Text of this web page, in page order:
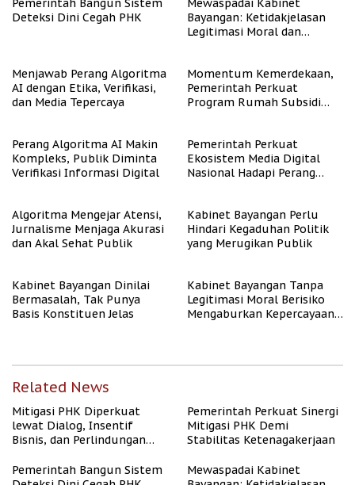
Pemerintah Bangun Sistem
Deteksi Dini Cegah PHK
Mewaspadai Kabinet
Bayangan: Ketidakjelasan
Legitimasi Moral dan
Menjawab Perang Algoritma
AI dengan Etika, Verifikasi,
dan Media Tepercaya
Momentum Kemerdekaan,
Pemerintah Perkuat
Program Rumah Subsidi
Perang Algoritma AI Makin
Kompleks, Publik Diminta
Verifikasi Informasi Digital
Pemerintah Perkuat
Ekosistem Media Digital
Nasional Hadapi Perang
Algoritma Mengejar Atensi,
Jurnalisme Menjaga Akurasi
dan Akal Sehat Publik
Kabinet Bayangan Perlu
Hindari Kegaduhan Politik
yang Merugikan Publik
Kabinet Bayangan Dinilai
Bermasalah, Tak Punya
Basis Konstituen Jelas
Kabinet Bayangan Tanpa
Legitimasi Moral Berisiko
Mengaburkan Kepercayaan
Related News
Mitigasi PHK Diperkuat
lewat Dialog, Insentif
Bisnis, dan Perlindungan
Pemerintah Perkuat Sinergi
Mitigasi PHK Demi
Stabilitas Ketenagakerjaan
Pemerintah Bangun Sistem
Mewaspadai Kabinet